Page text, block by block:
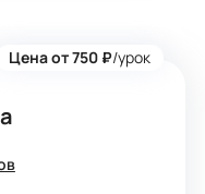
Цена от 750 ₽/урок